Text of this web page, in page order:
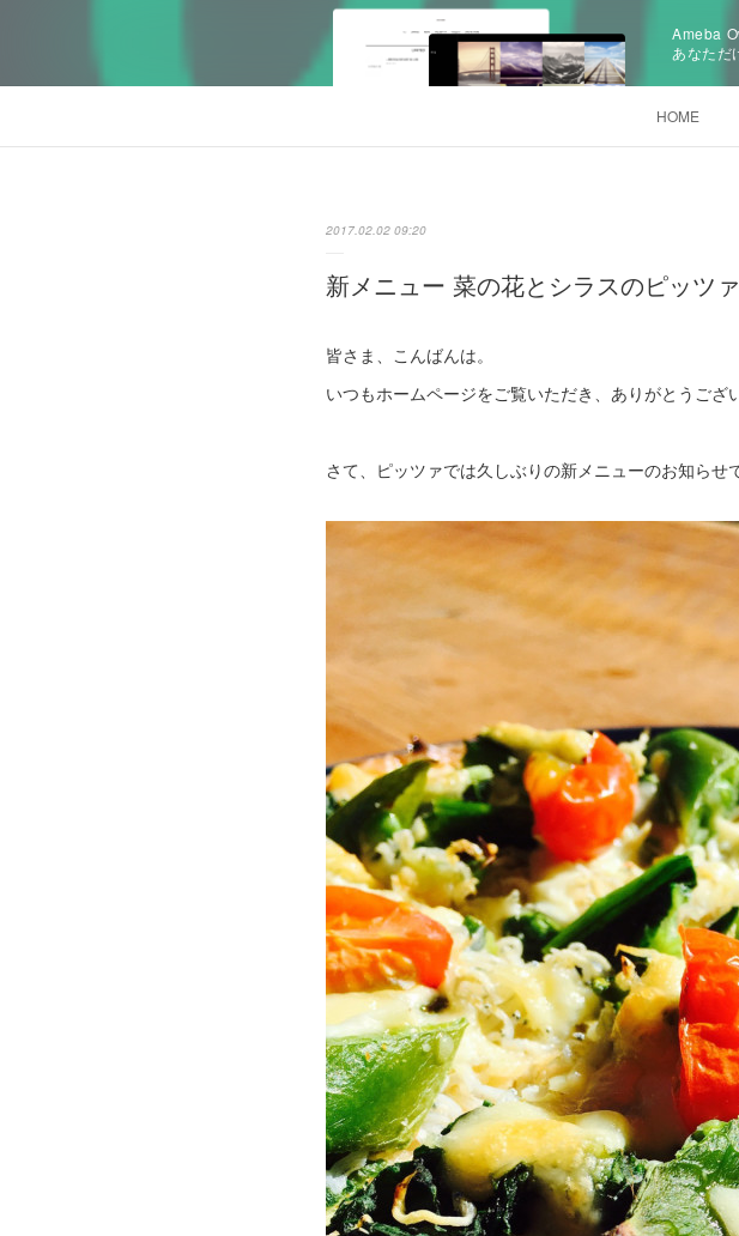
Ameba
あなただ
HOME
2017.02.02 09:20
新メニュー 菜の花とシラスのピッツァ
皆さま、こんばんは。
いつもホームページをご覧いただき、ありがとうござ
さて、ピッツァでは久しぶりの新メニューのお知らせ